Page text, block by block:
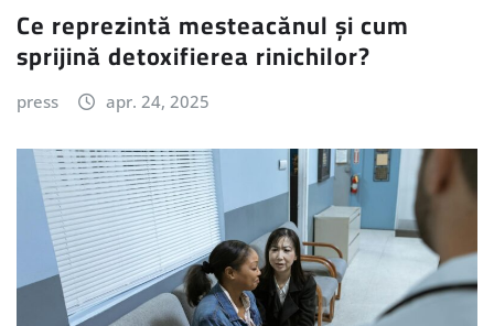
Ce reprezintă mesteacănul și cum
sprijină detoxifierea rinichilor?
press apr. 24, 2025